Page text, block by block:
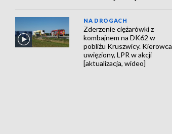
NA DROGACH
Zderzenie ciężarówki z
kombajnem na DK62 w
pobliżu Kruszwicy. Kierowca
uwięziony, LPR w akcji
[aktualizacja, wideo]